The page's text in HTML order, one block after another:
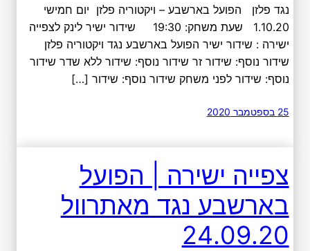
נגד פלזן הפועל בארשבע – ויקטוריה פלזן יום חמישי
1.10.20 שעת משחק: 19:30 שידור ישיר לינק לצפייה
ישירה : שידור ישיר הפועל בארשבע נגד ויקטוריה פלזן
שידור נוסף: שידור זר שידור נוסף: שידור ללא שדר שידור
נוסף: שידור לפני משחק שידור נוסף: שידור […]
25 בספטמבר 2020
צפייה ישירה | הפועל
בארשבע נגד מאתרוול
24.09.20